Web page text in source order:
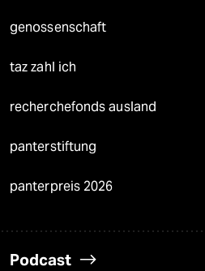
genossenschaft
taz zahl ich
recherchefonds ausland
panterstiftung
panterpreis 2026
Podcast